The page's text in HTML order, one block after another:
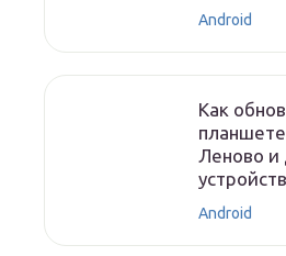
Android
Как
Леново и
Android